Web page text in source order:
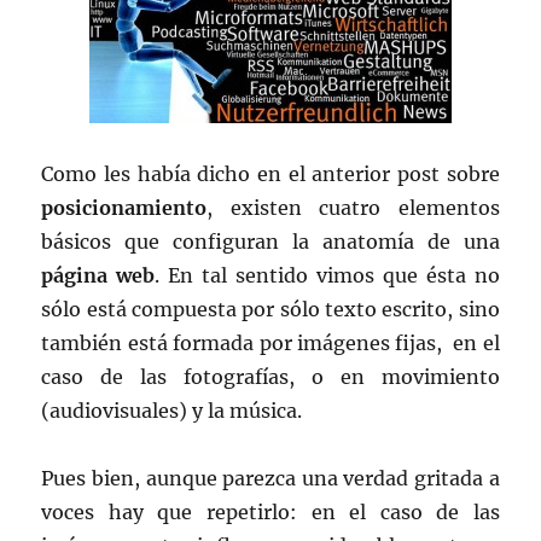
Como les había dicho en el anterior post sobre
posicionamiento, existen cuatro elementos
básicos que configuran la anatomía de una
página web. En tal sentido vimos que ésta no
sólo está compuesta por sólo texto escrito, sino
también está formada por imágenes fijas, en el
caso de las fotografías, o en movimiento
(audiovisuales) y la música.
Pues bien, aunque parezca una verdad gritada a
voces hay que repetirlo: en el caso de las